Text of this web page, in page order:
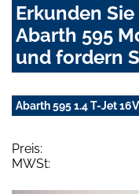
Erkunden
Abarth 595
und fordern
Abarth 595 1.4 T-Jet
Preis:
MWSt: